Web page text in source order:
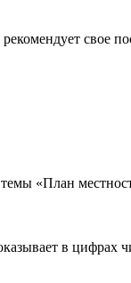
свое
«План
в цифрах